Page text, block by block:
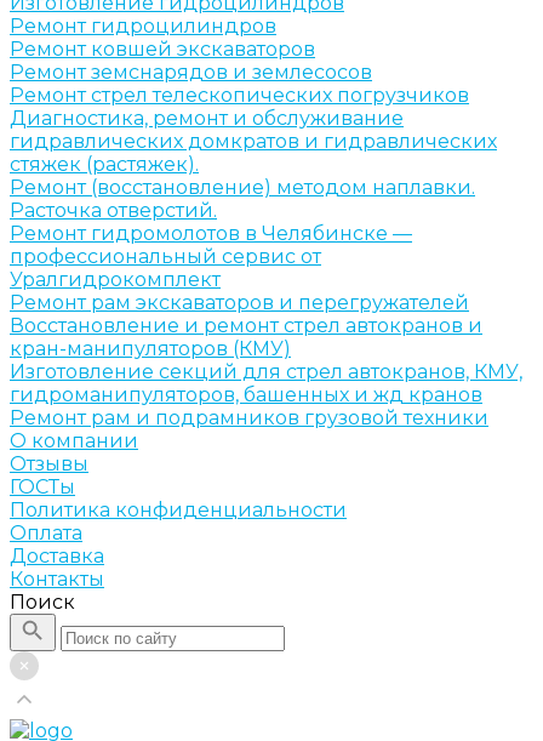
Ремонт гидроцилиндров
Ремонт ковшей экскаваторов
Ремонт земснарядов и землесосов
Ремонт стрел телескопических погрузчиков
Диагностика, ремонт и обслуживание
гидравлических домкратов и гидравлических
стяжек (растяжек).
Ремонт (восстановление) методом наплавки.
Расточка отверстий.
Ремонт гидромолотов в Челябинске —
профессиональный сервис от
Уралгидрокомплект
Ремонт рам экскаваторов и перегружателей
Восстановление и ремонт стрел автокранов и
кран-манипуляторов (КМУ)
Изготовление секций для стрел автокранов, КМУ,
гидроманипуляторов, башенных и жд кранов
Ремонт рам и подрамников грузовой техники
О компании
Отзывы
ГОСТы
Политика конфиденциальности
Оплата
Доставка
Контакты
Поиск